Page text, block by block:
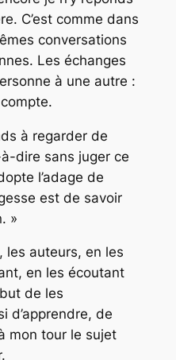
C’est comme dans
conversations
Les échanges
à une autre :
à regarder de
dire sans juger ce
l’adage de
est de savoir
»
les auteurs, en les
en les écoutant
de les
d’apprendre, de
mon tour le sujet